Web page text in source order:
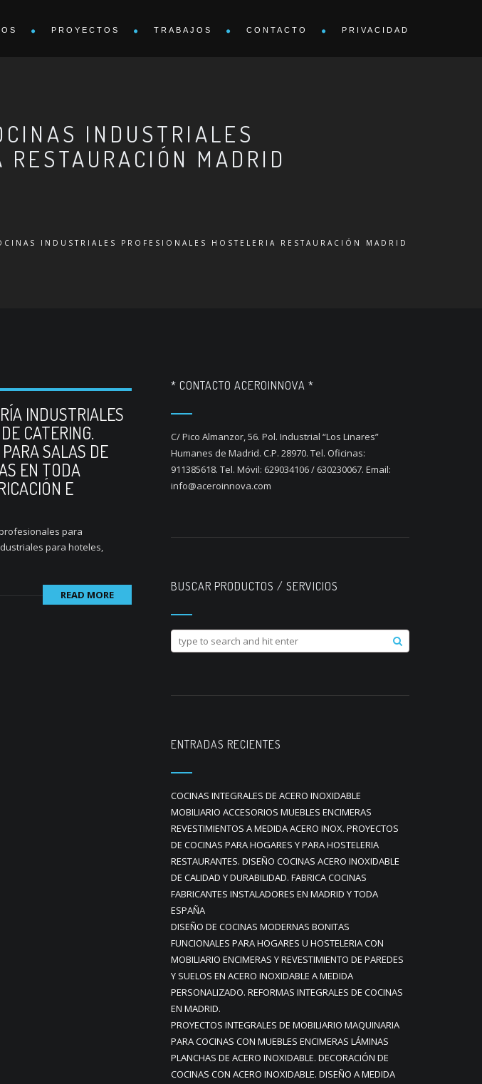
PROYECTOS TRABAJOS CONTACTO PRIVACIDAD
INDUSTRIALES
MADRID
INDUSTRIALES PROFESIONALES HOSTELERIA RESTAURACIÓN MADRID
INDUSTRIALES
CATERING.
SALAS DE
EN TODA
E
para
para hoteles,
READ MORE
* CONTACTO ACEROINNOVA *
C/ Pico Almanzor, 56. Pol. Industrial “Los Linares”
Humanes de Madrid. C.P. 28970. Tel. Oficinas:
911385618. Tel. Móvil: 629034106 / 630230067. Email:
info@aceroinnova.com
BUSCAR PRODUCTOS / SERVICIOS
ENTRADAS RECIENTES
COCINAS INTEGRALES DE ACERO INOXIDABLE
MOBILIARIO ACCESORIOS MUEBLES ENCIMERAS
REVESTIMIENTOS A MEDIDA ACERO INOX. PROYECTOS
DE COCINAS PARA HOGARES Y PARA HOSTELERIA
RESTAURANTES. DISEÑO COCINAS ACERO INOXIDABLE
DE CALIDAD Y DURABILIDAD. FABRICA COCINAS
FABRICANTES INSTALADORES EN MADRID Y TODA
ESPAÑA
DISEÑO DE COCINAS MODERNAS BONITAS
FUNCIONALES PARA HOGARES U HOSTELERIA CON
MOBILIARIO ENCIMERAS Y REVESTIMIENTO DE PAREDES
Y SUELOS EN ACERO INOXIDABLE A MEDIDA
PERSONALIZADO. REFORMAS INTEGRALES DE COCINAS
EN MADRID.
PROYECTOS INTEGRALES DE MOBILIARIO MAQUINARIA
PARA COCINAS CON MUEBLES ENCIMERAS LÁMINAS
PLANCHAS DE ACERO INOXIDABLE. DECORACIÓN DE
COCINAS CON ACERO INOXIDABLE. DISEÑO A MEDIDA